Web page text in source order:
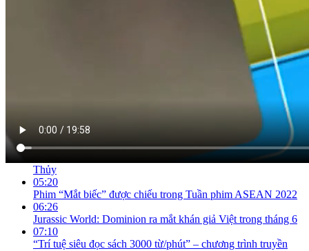
Nhiều hoạt động hấp dẫn tại Ngày hội “Thế giới Tuổi thơ”
Liên hoan Du lịch biển Nha Trang 2022 sẽ diễn ra từ ngày
Hải Phòng phát hành “Food tour” về các món ăn ngon
Chùm tin: Bắc Kạn sẽ tổ chức “Tuần du lịch - di sản văn hóa
Ba Bể năm 2022” - Trình diễn bay khinh khí cầu chúc mừng
thành công SEA Games 31
04:41
Sắp ra mắt vở ballet dựa trên câu chuyện Mỵ Châu - Trọng
Thủy
05:20
Phim “Mắt biếc” được chiếu trong Tuần phim ASEAN 2022
06:26
Jurassic World: Dominion ra mắt khán giả Việt trong tháng 6
07:10
“Trí tuệ siêu đọc sách 3000 từ/phút” – chương trình truyền